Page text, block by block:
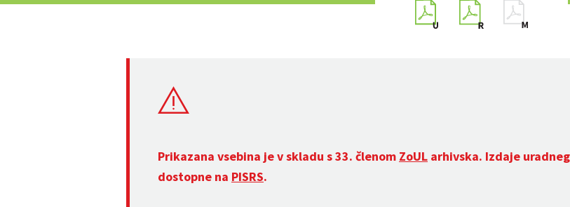
Prikazana vsebina je v skladu s 33. členom ZoUL arhivska. Izdaje
dostopne na PISRS.